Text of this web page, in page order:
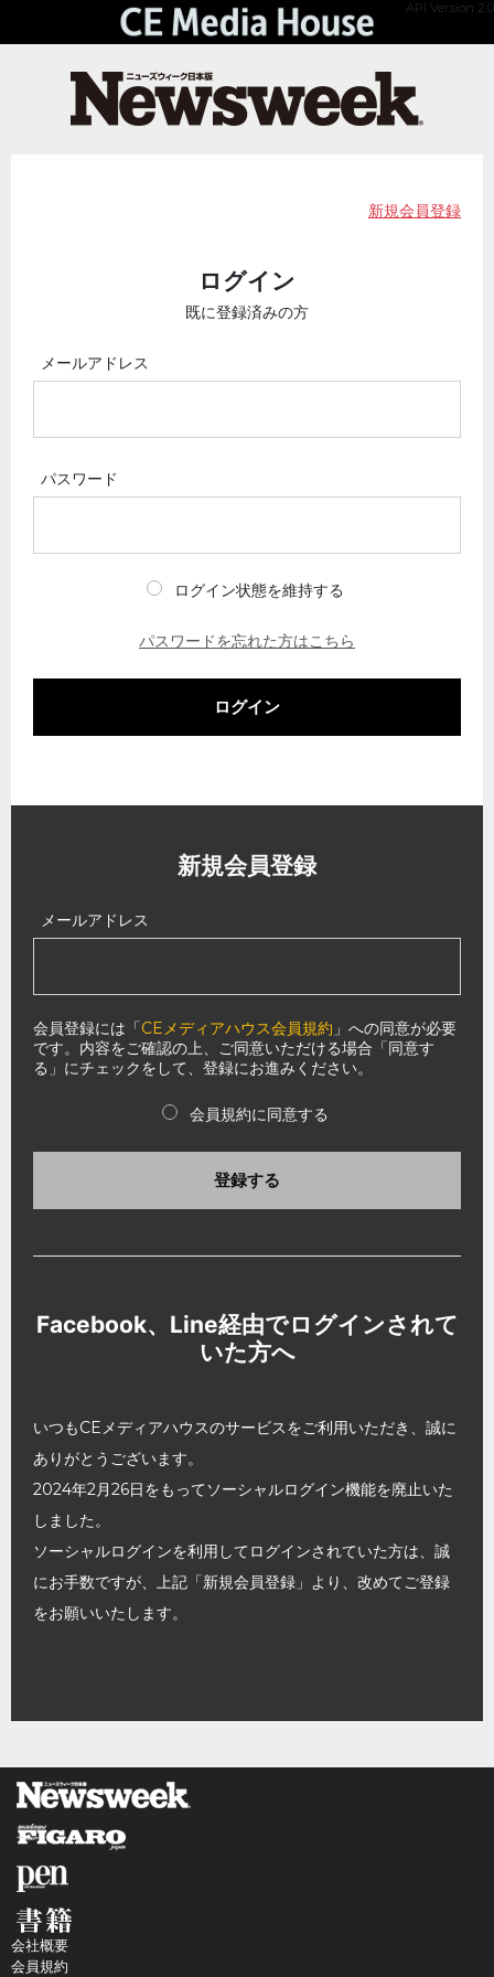
API Version 2.0
新規会員登録
ログイン
既に登録済みの方
メールアドレス
パスワード
ログイン状態を維持する
パスワードを忘れた方はこちら
ログイン
新規会員登録
メールアドレス
会員登録には「CEメディアハウス会員規約 」への同意が必要
です。内容をご確認の上、ご同意いただける場合「同意す
る」にチェックをして、登録にお進みください。
会員規約に同意する
登録する
Facebook、Line経由でログインされて
いた方へ
いつもCEメディアハウスのサービスをご利用いただき、誠に
ありがとうございます。
2024年2月26日をもってソーシャルログイン機能を廃止いた
しました。
ソーシャルログインを利用してログインされていた方は、誠
にお手数ですが、上記「新規会員登録」より、改めてご登録
をお願いいたします。
会社概要
会員規約